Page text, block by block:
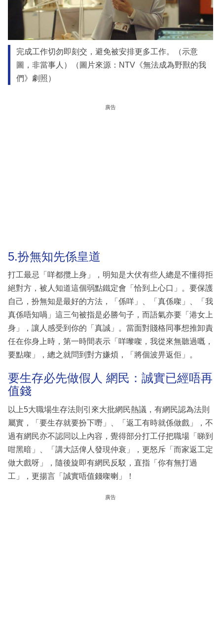
完成工作切勿即刻交，避免被安排更多工作。（示意
圖，非當事人）（圖片來源：NTV《無法成為野獸的我
們》劇照）
廣告
5.扮無知先係皇道
打工最忌「咩都攬上身」，明知是大伏有些人總是不懂得拒
絕對方，被人知道這個弱點鐵定會「恰到上心口」。要保護
自己，扮無知是最好的方法，「係咩」、「真係㗎」、「我
真係唔知喎」這三句被指是必勝句子，而語氣亦要「港女上
身」，讓人感受到你的「真誠」。當面對賤格同事想推卸責
任在你身上時，第一時間表示「咩嚟㗎，我從來無聽過嘅，
要點㗎」，總之就問到對方嫌煩，「將個波畀返佢」。
要生存必先做假人 網民：誠實已經唔再
值錢
以上5大職場生存法則引來大批網民熱議，有網民認為法則
屬實，「要生存就要扮下嘢」、「返工有時就係做戲」，不
過有網民亦不認同以上內容，覺得部分打工仔把職場「睇到
咁黑暗」、「講大話俾人發現仲衰」，更怒斥「而家返工定
做大戲呀」，隨後旋即有網民反駁，直指「你有無打過
工」，更揚言「誠實唔值錢㗎喇」！
廣告